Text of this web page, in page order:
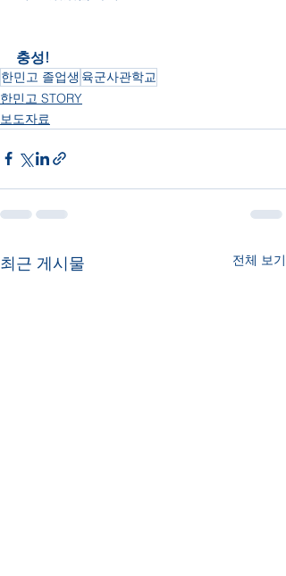
충성!
한민고 졸업생 육군사관학교
한민고 STORY
보도자료
최근 게시물 전체 보기